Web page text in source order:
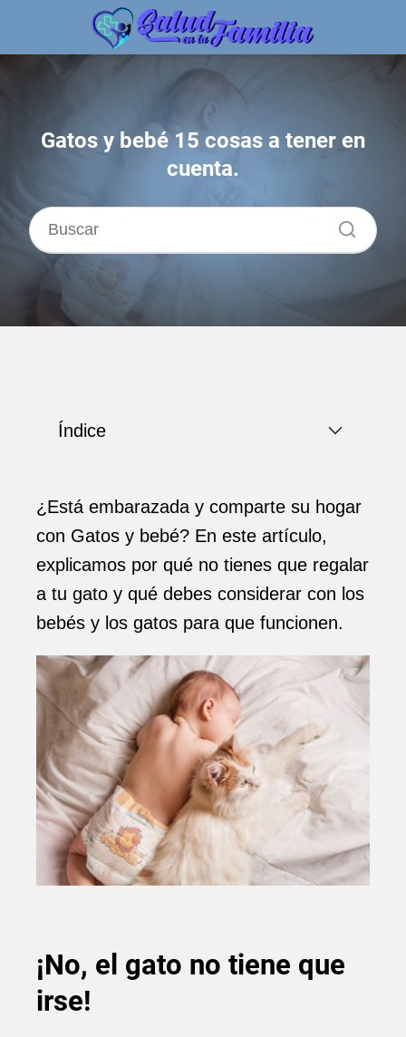
Gatos y bebé 15 cosas a tener en
cuenta.
Índice
¿Está embarazada y comparte su hogar
con Gatos y bebé? En este artículo,
explicamos por qué no tienes que regalar
a tu gato y qué debes considerar con los
bebés y los gatos para que funcionen.
¡No, el gato no tiene que
irse!